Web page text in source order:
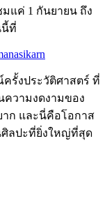
แค่ 1 กันยายน ถึง
นี้ที่
รั้งประวัติศาสตร์ ที่
วามงดงามของ
ก และนี่คือโอกาส
ลปะที่ยิ่งใหญ่ที่สุด